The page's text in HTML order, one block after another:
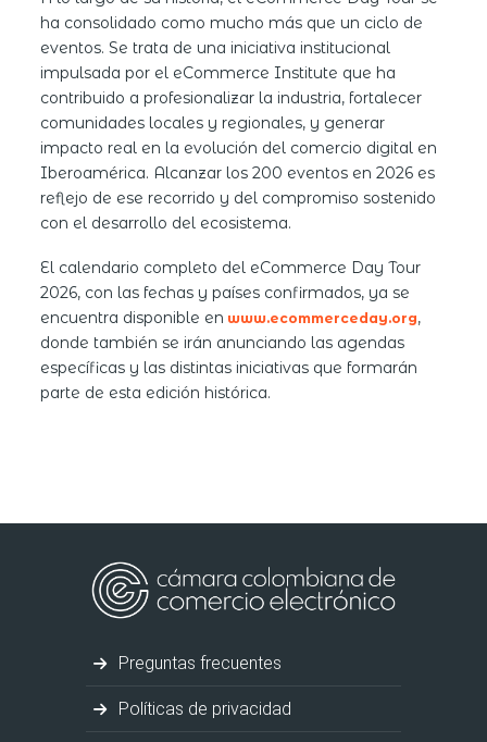
ha consolidado como mucho más que un ciclo de
eventos. Se trata de una iniciativa institucional
impulsada por el eCommerce Institute que ha
contribuido a profesionalizar la industria, fortalecer
comunidades locales y regionales, y generar
impacto real en la evolución del comercio digital en
Iberoamérica. Alcanzar los 200 eventos en 2026 es
reflejo de ese recorrido y del compromiso sostenido
con el desarrollo del ecosistema.
El calendario completo del eCommerce Day Tour
2026, con las fechas y países confirmados, ya se
encuentra disponible en www.ecommerceday.org,
donde también se irán anunciando las agendas
específicas y las distintas iniciativas que formarán
parte de esta edición histórica.
Preguntas frecuentes
Políticas de privacidad